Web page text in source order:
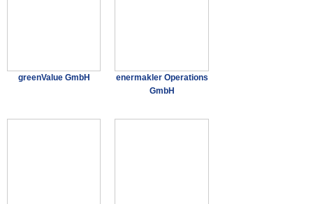
greenValue GmbH
enermakler Operations
GmbH